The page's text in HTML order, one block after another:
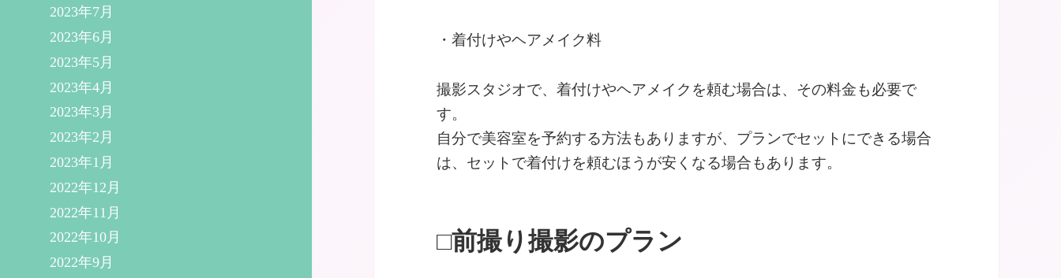
2023年7月
2023年6月
2023年5月
2023年4月
2023年3月
2023年2月
2023年1月
2022年12月
2022年11月
2022年10月
2022年9月
・着付けやヘアメイク料
撮影スタジオで、着付けやヘアメイクを頼む場合は、その料金も必要で
す。
自分で美容室を予約する方法もありますが、プランでセットにできる場合
は、セットで着付けを頼むほうが安くなる場合もあります。
□前撮り撮影のプラン